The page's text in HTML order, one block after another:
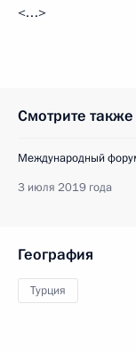
<…>
Смотрите также
Международный
3 июля 2019 года
География
Турция